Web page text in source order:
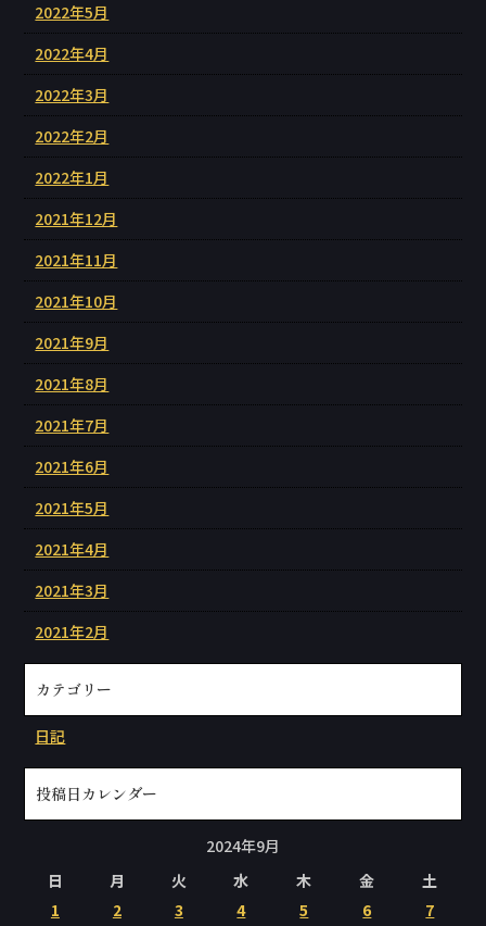
2022年5月
2022年4月
2022年3月
2022年2月
2022年1月
2021年12月
2021年11月
2021年10月
2021年9月
2021年8月
2021年7月
2021年6月
2021年5月
2021年4月
2021年3月
2021年2月
カテゴリー
日記
投稿日カレンダー
2024年9月
日
月 火 水 木 金
土
1
2 3 4 5 6 7